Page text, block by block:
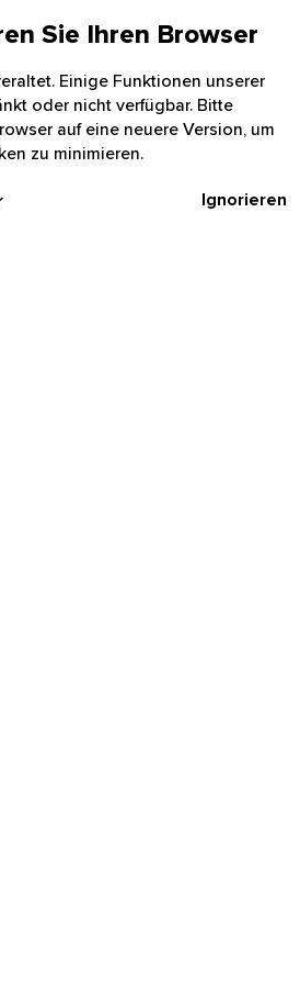
Sie Ihren Browser
Einige Funktionen unserer
oder nicht verfügbar. Bitte
auf eine neuere Version, um
zu minimieren.
Ignorieren